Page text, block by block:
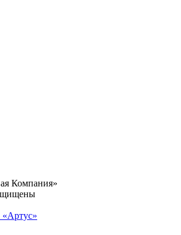
Компания»
«Артус»